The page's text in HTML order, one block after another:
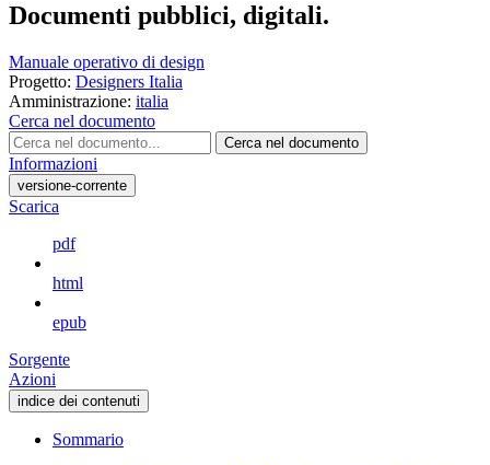
Documenti pubblici, digitali.
Manuale operativo di design
Progetto: Designers Italia
Amministrazione: italia
Cerca nel documento
Cerca nel documento
Informazioni
versione-corrente
Scarica
pdf
html
epub
Sorgente
Azioni
indice dei contenuti
Sommario